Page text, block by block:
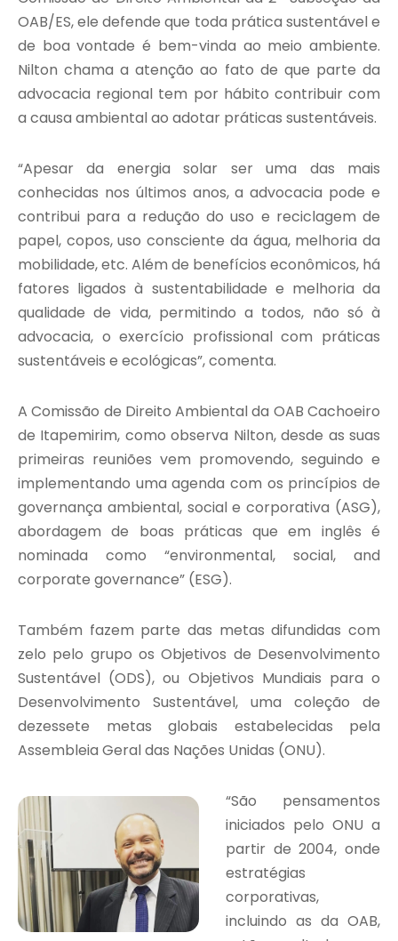
OAB/ES, ele defende que toda prática sustentável e
de boa vontade é bem-vinda ao meio ambiente.
Nilton chama a atenção ao fato de que parte da
advocacia regional tem por hábito contribuir com
a causa ambiental ao adotar práticas sustentáveis.
“Apesar da energia solar ser uma das mais
conhecidas nos últimos anos, a advocacia pode e
contribui para a redução do uso e reciclagem de
papel, copos, uso consciente da água, melhoria da
mobilidade, etc. Além de benefícios econômicos, há
fatores ligados à sustentabilidade e melhoria da
qualidade de vida, permitindo a todos, não só à
advocacia, o exercício profissional com práticas
sustentáveis e ecológicas”, comenta.
A Comissão de Direito Ambiental da OAB Cachoeiro
de Itapemirim, como observa Nilton, desde as suas
primeiras reuniões vem promovendo, seguindo e
implementando uma agenda com os princípios de
governança ambiental, social e corporativa (ASG),
abordagem de boas práticas que em inglês é
nominada como “environmental, social, and
corporate governance” (ESG).
Também fazem parte das metas difundidas com
zelo pelo grupo os Objetivos de Desenvolvimento
Sustentável (ODS), ou Objetivos Mundiais para o
Desenvolvimento Sustentável, uma coleção de
dezessete metas globais estabelecidas pela
Assembleia Geral das Nações Unidas (ONU).
“São pensamentos
iniciados pelo ONU a
partir de 2004, onde
estratégias
corporativas,
incluindo as da OAB,